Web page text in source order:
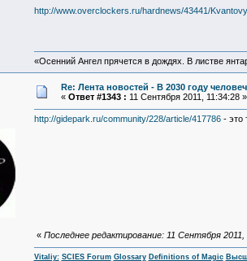
http://www.overclockers.ru/hardnews/43441/
«Осенний Ангел прячется в дождях. В листве
Re: Лента новостей - В 2030 году
« Ответ #1343 : 11 Сентября 2011, 11:34:28 »
http://gidepark.ru/community/228/article/417786- это
« Последнее редактирование: 11 Сентября 2011,
Vitaliy: SCIES Forum Glossary Definitions of Magic